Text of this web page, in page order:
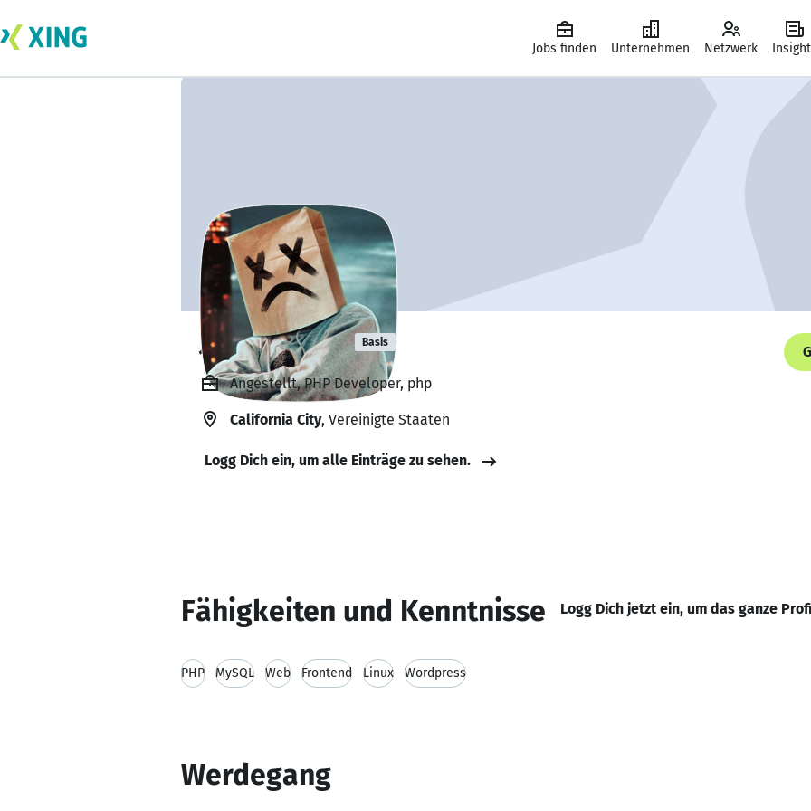
Jobs finden Unternehmen Netzwerk
Jade Stewart Basis
Angestellt, PHP Developer, php
California City, Vereinigte Staaten
Logg Dich ein, um alle Einträge zu sehen.
Fähigkeiten und Kenntnisse Logg Dich jetzt ein, um das ganze
PHP MySQL Web Frontend Linux Wordpress
Werdegang